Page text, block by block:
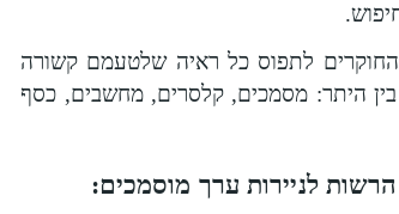
לתפוס כל ראיה שלטעמם קשורה
בין היתר: מסמכים, קלסרים, מחשבים, כסף
לניירות ערך מוסמכים: